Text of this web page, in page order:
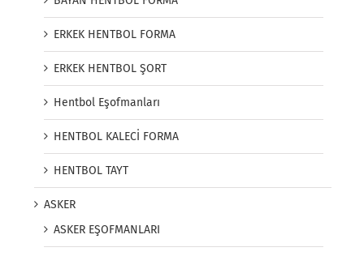
ERKEK HENTBOL FORMA
ERKEK HENTBOL ŞORT
Hentbol Eşofmanları
HENTBOL KALECİ FORMA
HENTBOL TAYT
ASKER
ASKER EŞOFMANLARI